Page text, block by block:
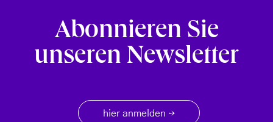
Abonnieren Sie
unseren Newsletter
hier anmelden →